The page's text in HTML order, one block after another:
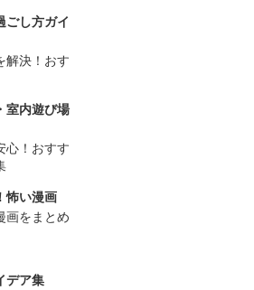
ごし方ガイ
解決！おす
室内遊び場
心！おすす
怖い漫画
画をまとめ
デア集